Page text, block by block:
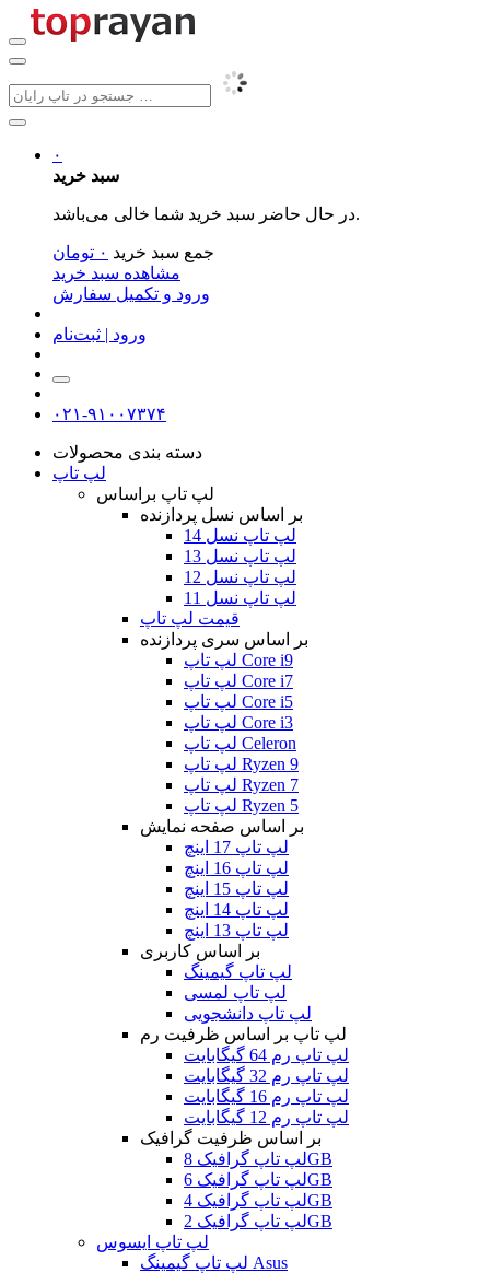
۰
سبد خرید
در حال حاضر سبد خرید شما خالی می‌باشد.
جمع سبد خرید ۰ تومان
مشاهده سبد خرید
ورود و تکمیل سفارش
ورود | ثبت‌نام
۰۲۱-۹۱۰۰۷۳۷۴
دسته بندی محصولات
لپ تاپ
لپ تاپ براساس
بر اساس نسل پردازنده
لپ تاپ نسل 14
لپ تاپ نسل 13
لپ تاپ نسل 12
لپ تاپ نسل 11
قیمت لپ تاپ
بر اساس سری پردازنده
لپ تاپ Core i9
لپ تاپ Core i7
لپ تاپ Core i5
لپ تاپ Core i3
لپ تاپ Celeron
لپ تاپ Ryzen 9
لپ تاپ Ryzen 7
لپ تاپ Ryzen 5
بر اساس صفحه نمایش
لپ تاپ 17 اینچ
لپ تاپ 16 اینچ
لپ تاپ 15 اینچ
لپ تاپ 14 اینچ
لپ تاپ 13 اینچ
بر اساس کاربری
لپ تاپ گیمینگ
لپ تاپ لمسی
لپ تاپ دانشجویی
لپ تاپ بر اساس ظرفیت رم
لپ تاپ رم 64 گیگابایت
لپ تاپ رم 32 گیگابایت
لپ تاپ رم 16 گیگابایت
لپ تاپ رم 12 گیگابایت
بر اساس ظرفیت گرافیک
لپ تاپ گرافیک 8GB
لپ تاپ گرافیک 6GB
لپ تاپ گرافیک 4GB
لپ تاپ گرافیک 2GB
لپ تاپ ایسوس
لپ تاپ گیمینگ Asus